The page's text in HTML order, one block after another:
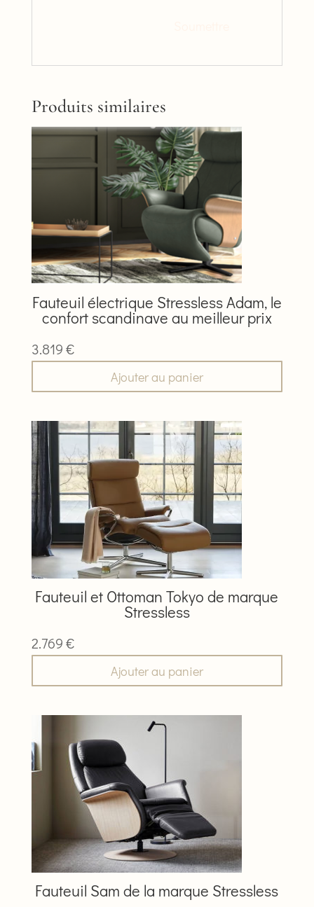
Produits similaires
Fauteuil électrique Stressless Adam, le
confort scandinave au meilleur prix
3.819€
Ajouter au panier
Fauteuil et Ottoman Tokyo de marque
Stressless
2.769€
Ajouter au panier
Fauteuil Sam de la marque Stressless